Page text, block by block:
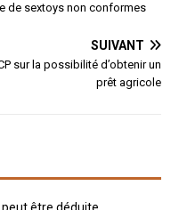
de sextoys non conformes
SUIVANT
sur la possibilité d’obtenir un
prêt agricole